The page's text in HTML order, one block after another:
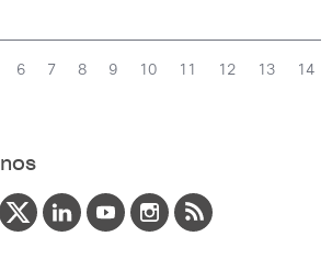
6 7 8 9 10 11 12 13 14